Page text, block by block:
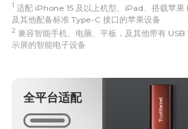
1 适配 iPhone 15 及以上机型、iPad、搭载苹果
及其他配备标准 Type-C 接口的苹果设备
2 兼容智能手机、电脑、平板，及其他带有
示屏的智能电子设备
全平台适配